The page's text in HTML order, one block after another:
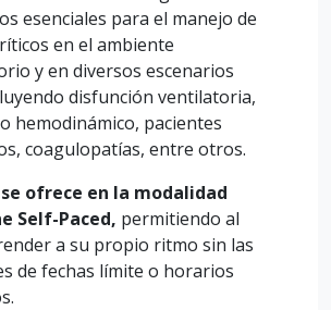
esenciales para el manejo de
en el ambiente
y en diversos escenarios
disfunción ventilatoria,
hemodinámico, pacientes
coagulopatías, entre otros.
ofrece en la modalidad
Self-Paced, permitiendo al
a su propio ritmo sin las
de fechas límite o horarios